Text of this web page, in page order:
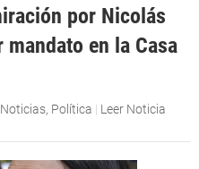
por Nicolás
en la Casa
Noticias, Política | Leer Noticia